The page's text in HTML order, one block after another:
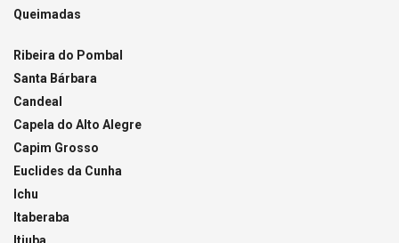
Queimadas
Ribeira do Pombal
Santa Bárbara
Candeal
Capela do Alto Alegre
Capim Grosso
Euclides da Cunha
Ichu
Itaberaba